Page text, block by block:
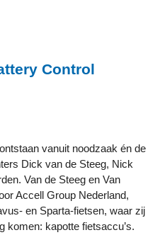
Control
vanuit noodzaak én de
Dick van de Steeg, Nick
Van de Steeg en Van
Accell Group Nederland,
en Sparta-fietsen, waar zij
komen: kapotte fietsaccu’s.